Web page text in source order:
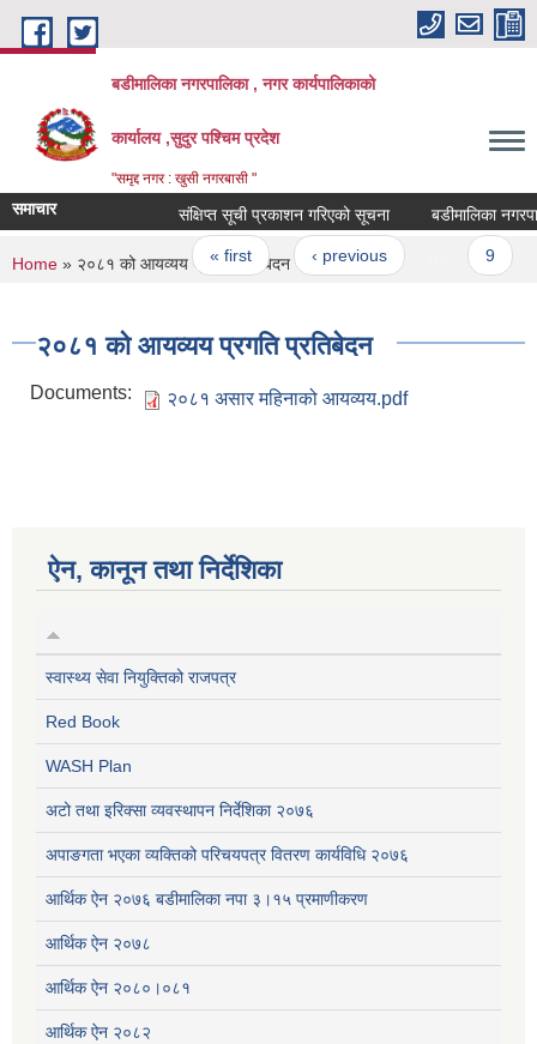
Skip to main content
बडीमालिका नगरपालिका , नगर कार्यपालिकाको
कार्यालय ,सुदुर पश्चिम प्रदेश
"समृद्द नगर : खुसी नगरबासी "
समाचार संक्षिप्त सूची प्रकाशन गरिएको सूचना बडीमालिका
Pages
« first ‹ previous
You are here
Home » २०८१ को आयव्यय प्रगति प्रतिबेदन
२०८१ को आयव्यय प्रगति प्रतिबेदन
Documents: २०८१ असार महिनाको आयव्यय.pdf
ऐन, कानून तथा निर्देशिका
स्वास्थ्य सेवा नियुक्तिको राजपत्र
Red Book
WASH Plan
अटो तथा इरिक्सा व्यवस्थापन निर्देशिका २०७६
अपाङगता भएका व्यक्तिको परिचयपत्र वितरण कार्यविधि २०७६
आर्थिक ऐन २०७६ बडीमालिका नपा ३।१५ प्रमाणीकरण
आर्थिक ऐन २०७८
आर्थिक ऐन २०८०।०८१
आर्थिक ऐन २०८२